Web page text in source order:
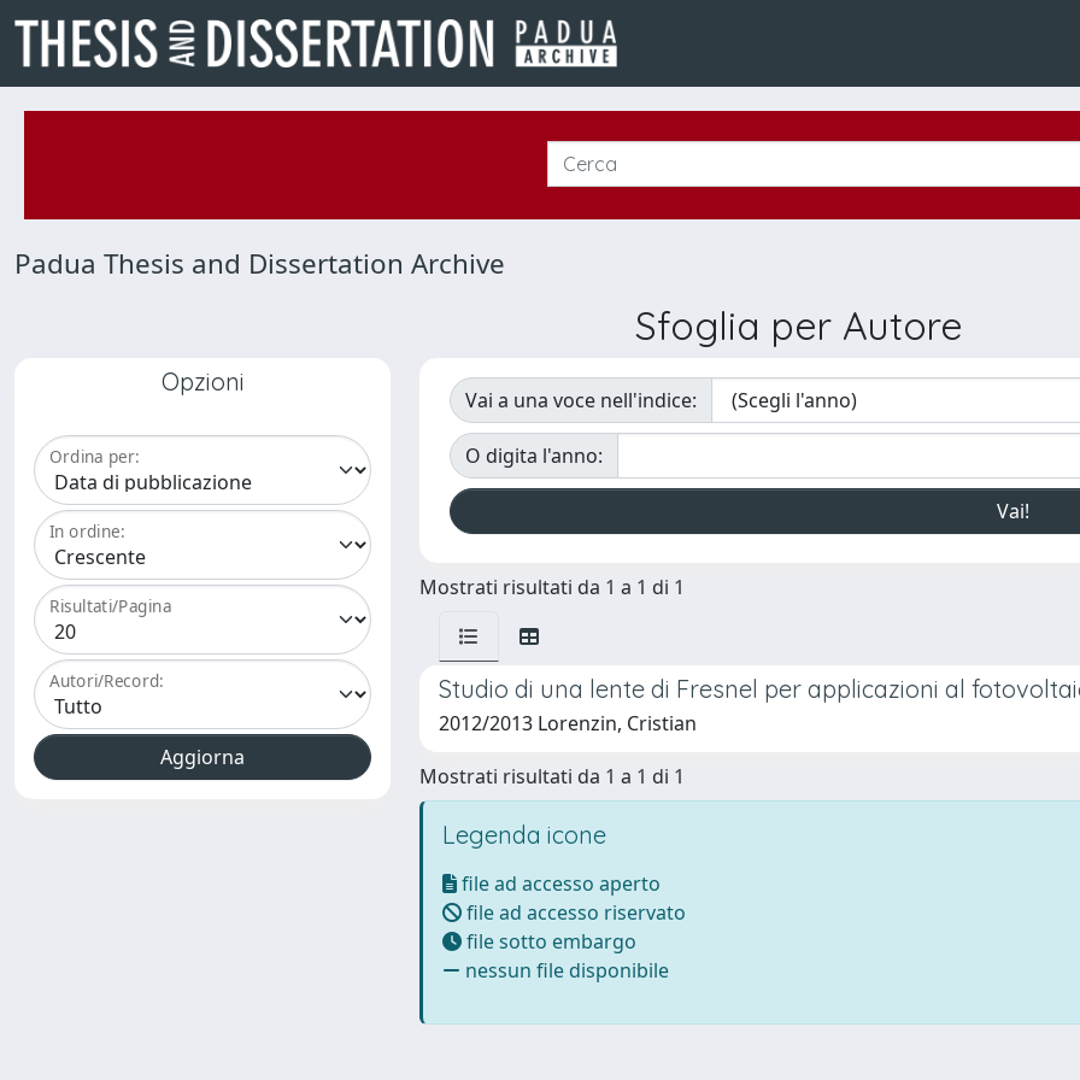
Padua Thesis and Dissertation Archive
Sfoglia per Autore
Opzioni
Ordina per:
In ordine:
Risultati/Pagina
Autori/Record:
Vai a una voce nell'indice:
O digita l'anno:
Mostrati risultati da 1 a 1 di 1
Studio di una lente di Fresnel per applicazioni al
2012/2013 Lorenzin, Cristian
Mostrati risultati da 1 a 1 di 1
Legenda icone
file ad accesso aperto
file ad accesso riservato
file sotto embargo
nessun file disponibile